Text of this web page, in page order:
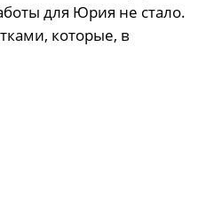
для Юрия не стало.
которые, в